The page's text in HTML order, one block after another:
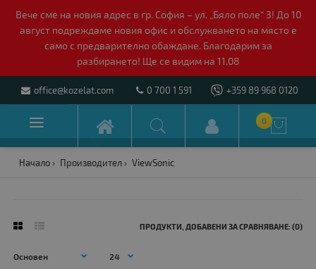
Вече сме на новия адрес в гр. София – ул. „Бяло поле“ 3! До 10
август подреждаме новия офис и обслужването на място е
само с предварително обаждане. Благодарим за
разбирането! Ще се видим на 11.08
office@kozelat.com 0 700 1 591 +359 89 968 0120
 0 
Начало Производител ViewSonic
ПРОДУКТИ, ДОБАВЕНИ ЗА СРАВНЯВАНЕ: (0)